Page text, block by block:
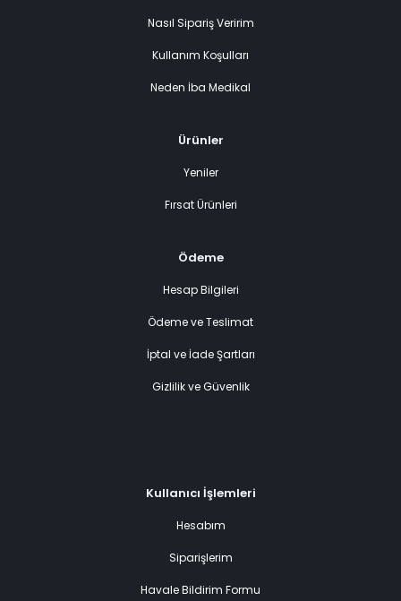
Nasıl Sipariş Veririm
Kullanım Koşulları
Neden İba Medikal
Ürünler
Yeniler
Fırsat Ürünleri
Ödeme
Hesap Bilgileri
Ödeme ve Teslimat
İptal ve İade Şartları
Gizlilik ve Güvenlik
Kullanıcı İşlemleri
Hesabım
Siparişlerim
Havale Bildirim Formu